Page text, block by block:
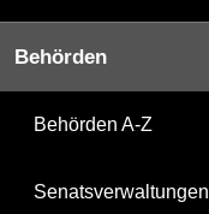
Behörden
Behörden A-Z
Senatsverwaltungen